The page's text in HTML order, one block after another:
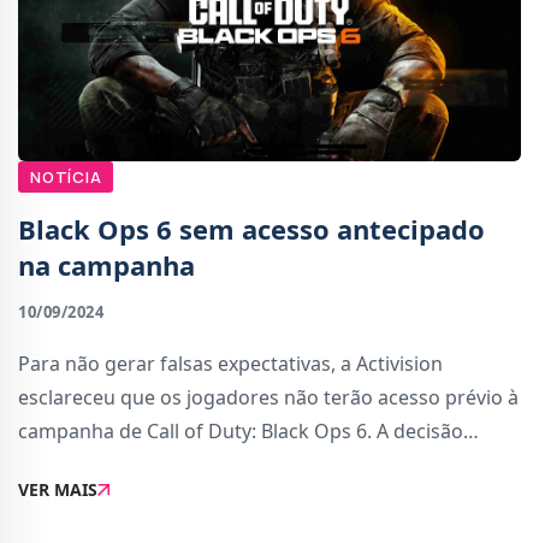
NOTÍCIA
Black Ops 6 sem acesso antecipado
na campanha
10/09/2024
Para não gerar falsas expectativas, a Activision
esclareceu que os jogadores não terão acesso prévio à
campanha de Call of Duty: Black Ops 6. A decisão
lançamentos anteriores da série, em
VER MAIS